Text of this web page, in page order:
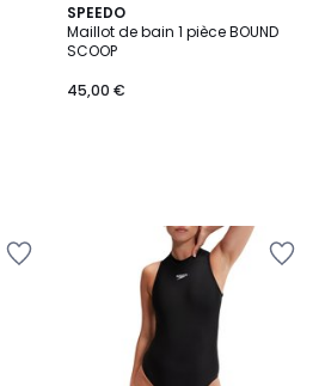
SPEEDO
Maillot de bain 1 pièce BOUND
SCOOP
45,00 €